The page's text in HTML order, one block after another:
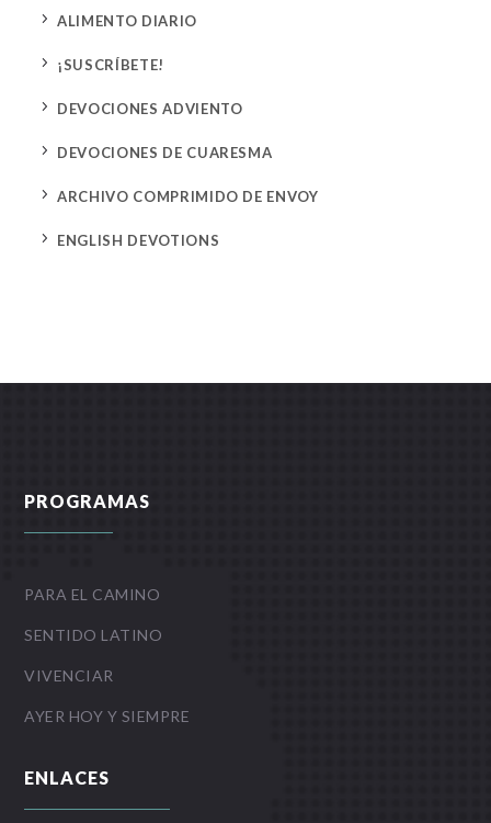
5 ALIMENTO DIARIO
5 ¡SUSCRÍBETE!
5 DEVOCIONES ADVIENTO
5 DEVOCIONES DE CUARESMA
5 ARCHIVO COMPRIMIDO DE ENVOY
5 ENGLISH DEVOTIONS
PROGRAMAS
PARA EL CAMINO
SENTIDO LATINO
VIVENCIAR
AYER HOY Y SIEMPRE
ENLACES